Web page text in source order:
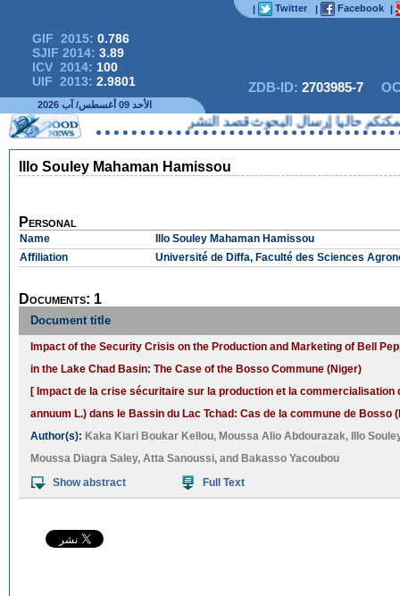
| Twitter | Facebook |
GIF 2015: 0.786
SJIF 2014: 3.89
ICV 2014: 100
UIF 2013: 2.9801 ZDB-ID: 2703985-7
الأحد 09 أغسطس/ آب 2026
حاليا إرسال البحوث قصد النشر
Illo Souley Mahaman Hamissou
Personal
Name
Illo Souley Mahaman Hamissou
Affiliation
Université de Diffa, Faculté des Sciences
Documents: 1
Document title
Impact of the Security Crisis on the Production and Marketing of Bell
in the Lake Chad Basin: The Case of the Bosso Commune (Niger)
[ Impact de la crise sécuritaire sur la production et la commercialisation
annuum L.) dans le Bassin du Lac Tchad: Cas de la commune de Bosso
Author(s): Kaka Kiari Boukar Kellou, Moussa Alio Abdourazak,
Illo
Moussa Diagra Saley, Atta Sanoussi, and Bakasso Yacoubou
Show abstract
Full Text